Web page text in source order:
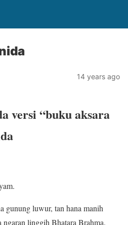
14 years ago
versi “buku aksara
gunung luwur, tan hana manih
linggih Bhatara Brahma,